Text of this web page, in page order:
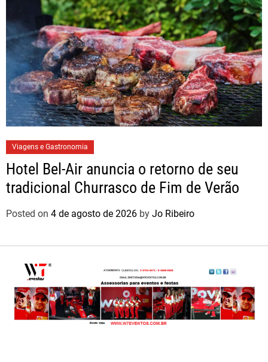
Viagens e Gastronomia
Hotel Bel-Air anuncia o retorno de seu
tradicional Churrasco de Fim de Verão
Posted on 4 de agosto de 2026 by Jo Ribeiro